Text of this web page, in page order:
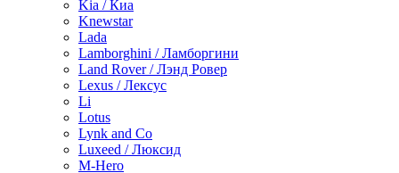
Kia / Киа
Knewstar
Lada
Lamborghini / Ламборгини
Land Rover / Лэнд Ровер
Lexus / Лексус
Li
Lotus
Lynk and Co
Luxeed / Люксид
M-Hero